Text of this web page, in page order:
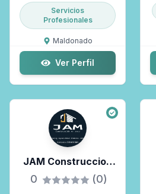
Servicios
Profesionales
Maldonado
Ver Perfil
JAM Construccion
En Seco
0 (0)